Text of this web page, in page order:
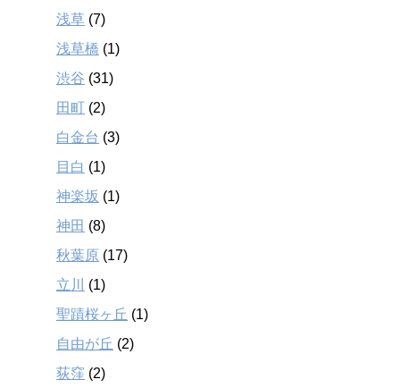
浅草 (7)
浅草橋 (1)
渋谷 (31)
田町 (2)
白金台 (3)
目白 (1)
神楽坂 (1)
神田 (8)
秋葉原 (17)
立川
(1)
聖蹟桜ヶ丘 (1)
自由が丘 (2)
荻窪 (2)